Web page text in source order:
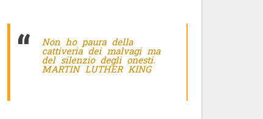
Non ho paura della
cattiveria dei malvagi ma
del silenzio degli onesti.
MARTIN LUTHER KING